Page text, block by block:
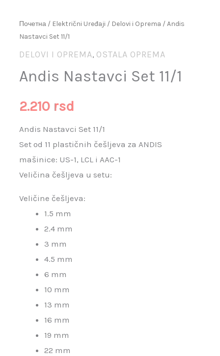
Почетна / Električni Uređaji / Delovi i Oprema / Andis
Nastavci Set 11/1
DELOVI I OPREMA, OSTALA OPREMA
Andis Nastavci Set 11/1
2.210 rsd
Andis Nastavci Set 11/1
Set od 11 plastičnih češljeva za ANDIS
mašinice: US-1, LCL i AAC-1
Veličina češljeva u setu:
Veličine češljeva:
1.5 mm
2.4 mm
3 mm
4.5 mm
6 mm
10 mm
13 mm
16 mm
19 mm
22 mm